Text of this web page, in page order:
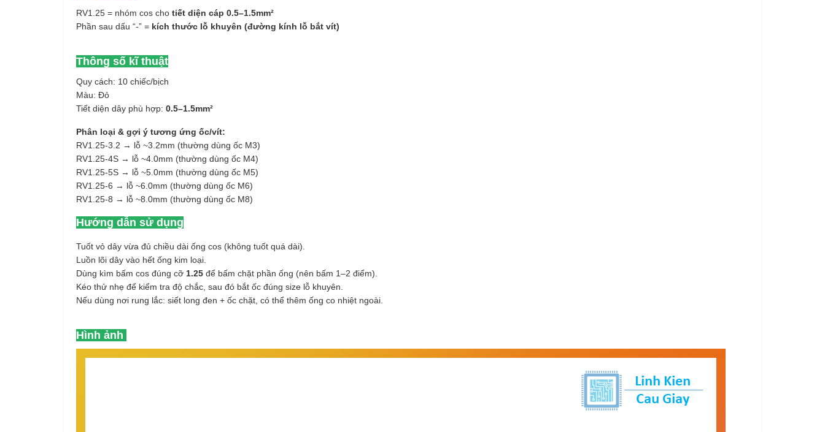
RV1.25 = nhóm cos cho tiết diện cáp 0.5–1.5mm²
Phần sau dấu “-” = kích thước lỗ khuyên (đường kính lỗ bắt vít)
Thông số kĩ thuật
Quy cách: 10 chiếc/bịch
Màu: Đỏ
Tiết diện dây phù hợp: 0.5–1.5mm²
Phân loại & gợi ý tương ứng ốc/vít:
RV1.25-3.2 → lỗ ~3.2mm (thường dùng ốc M3)
RV1.25-4S → lỗ ~4.0mm (thường dùng ốc M4)
RV1.25-5S → lỗ ~5.0mm (thường dùng ốc M5)
RV1.25-6 → lỗ ~6.0mm (thường dùng ốc M6)
RV1.25-8 → lỗ ~8.0mm (thường dùng ốc M8)
Hướng dẫn sử dụng
Tuốt vỏ dây vừa đủ chiều dài ống cos (không tuốt quá dài).
Luồn lõi dây vào hết ống kim loại.
Dùng kìm bấm cos đúng cỡ 1.25 để bấm chặt phần ống (nên bấm 1–2 điểm).
Kéo thử nhẹ để kiểm tra độ chắc, sau đó bắt ốc đúng size lỗ khuyên.
Nếu dùng nơi rung lắc: siết long đen + ốc chặt, có thể thêm ống co nhiệt ngoài.
Hình ảnh